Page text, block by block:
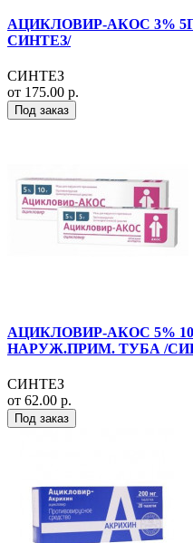
АЦИКЛОВИР-АКОС 3%
СИНТЕЗ/
СИНТЕЗ
от 175.00 р.
Под заказ
АЦИКЛОВИР-АКОС 5%
НАРУЖ.ПРИМ. ТУБА /
СИНТЕЗ
от 62.00 р.
Под заказ